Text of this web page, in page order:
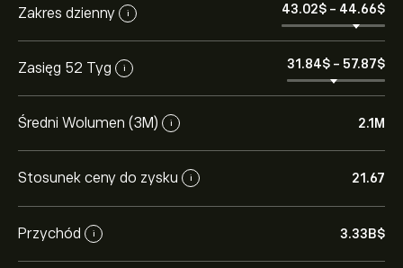
Zakres dzienny i 43.02‎$‎ - 44.66‎$‎
Zasięg 52 Tyg i 31.84‎$‎ - 57.87‎$‎
Średni Wolumen (3M) i 2.1M
Stosunek ceny do zysku i 21.67
Przychód i 3.33B‎$‎